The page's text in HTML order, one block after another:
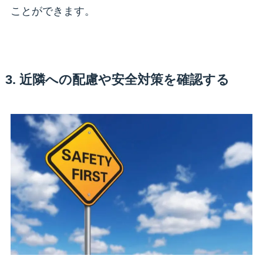
ことができます。
3. 近隣への配慮や安全対策を確認する